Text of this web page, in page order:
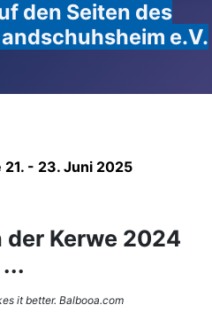
den Seiten des
e.V.
- 23. Juni 2025
der Kerwe 2024
...
it better. Balbooa.com